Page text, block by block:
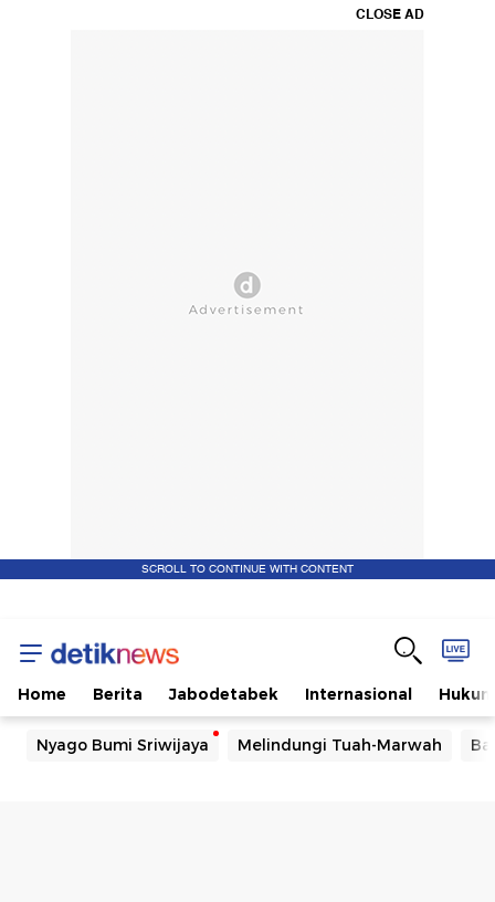
CLOSE AD
SCROLL TO CONTINUE WITH CONTENT
Home Berita Jabodetabek Internasional Hukum
Nyago Bumi Sriwijaya Melindungi Tuah-Marwah